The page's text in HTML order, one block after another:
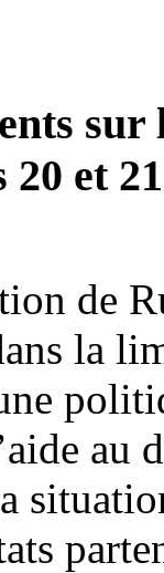
et
de
la
au